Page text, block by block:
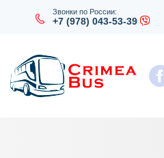
Звонки по России:
+7 (978) 043-53-39